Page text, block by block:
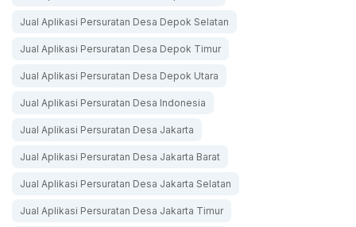
Jual Aplikasi Persuratan Desa Depok Selatan
Jual Aplikasi Persuratan Desa Depok Timur
Jual Aplikasi Persuratan Desa Depok Utara
Jual Aplikasi Persuratan Desa Indonesia
Jual Aplikasi Persuratan Desa Jakarta
Jual Aplikasi Persuratan Desa Jakarta Barat
Jual Aplikasi Persuratan Desa Jakarta Selatan
Jual Aplikasi Persuratan Desa Jakarta Timur